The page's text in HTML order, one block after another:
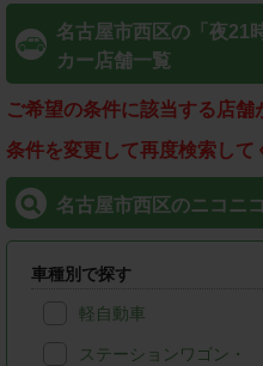
名古屋市西区の「夜21
カー店舗一覧
ご希望の条件に該当する店舗
条件を変更して再度検索して
名古屋市西区のニコニ
車種別で探す
軽自動車
ステーションワゴン・